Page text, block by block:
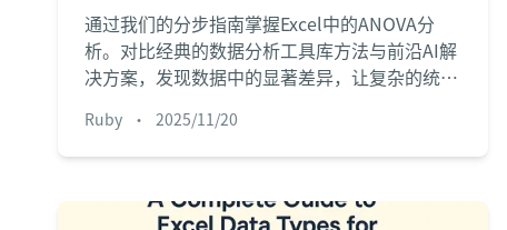
通过我们的分步指南掌握Excel中的ANOVA分
析。对比经典的数据分析工具库方法与前沿AI解
决方案，发现数据中的显著差异，让复杂的统计
Ruby • 2025/11/20